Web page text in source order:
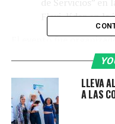
Flexi, líder en la
El evento fue
Vinculación y Atención
Allan León Aguirre, en
Atención Ciudadana
servicios municipales a
agilizando sus
LLEVA
A LAS